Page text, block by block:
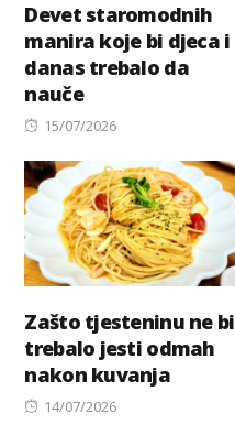
Devet staromodnih
manira koje bi djeca i
danas trebalo da
nauče
Posted
15/07/2026
Zašto tjesteninu ne bi
trebalo jesti odmah
nakon kuvanja
Posted
14/07/2026